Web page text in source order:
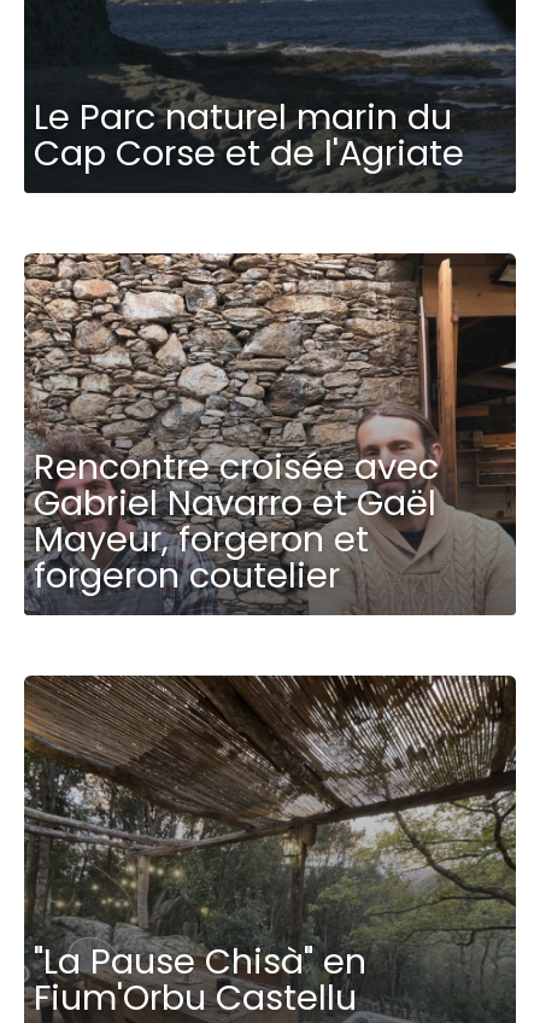
Le Parc naturel marin du
Cap Corse et de l'Agriate
Rencontre croisée avec
Gabriel Navarro et Gaël
Mayeur, forgeron et
forgeron coutelier
"La Pause Chisà" en
Fium'Orbu Castellu